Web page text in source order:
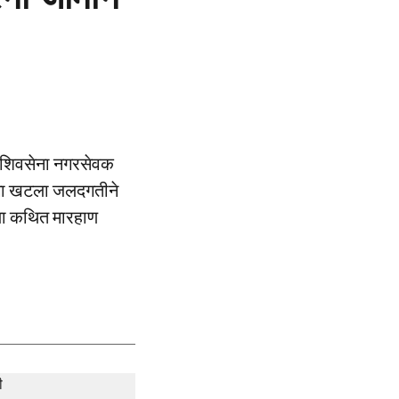
शिवसेना नगरसेवक
खटला जलदगतीने
कथित मारहाण